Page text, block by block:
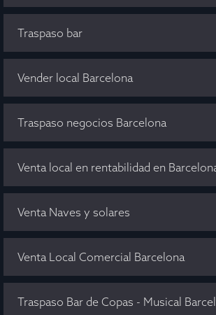
Traspaso bar
Vender local Barcelona
Traspaso negocios Barcelona
Venta local en rentabilidad en
Venta Naves y solares
Venta Local Comercial Barcelona
Traspaso Bar de Copas - Musical